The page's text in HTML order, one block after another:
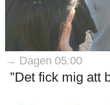
→ Dagen 05:00
”Det fick mig att